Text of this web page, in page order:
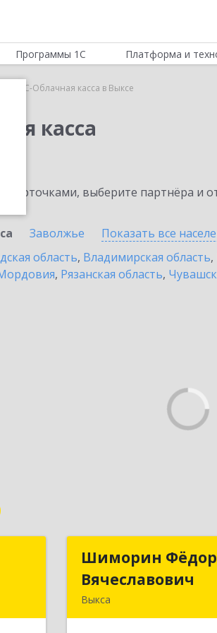
Программы 1С Платформа и
1С-Облачная касса в Выксе
касса
выберите партнёра и
Заволжье Показать все
область, Владимирская область,
, Рязанская область,
Шиморин Фёдор
Вячеславович
Выкса